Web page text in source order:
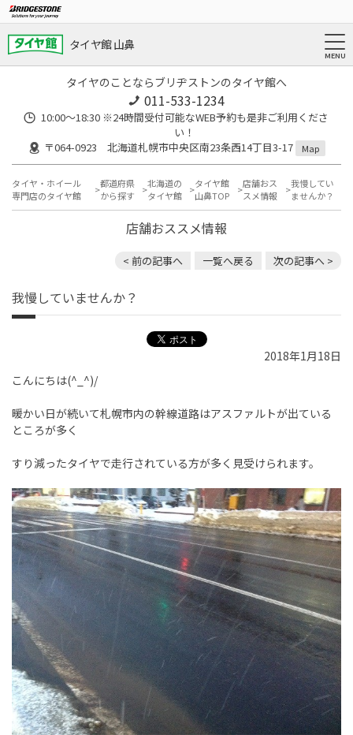
タイヤ館 山鼻
タイヤのことならブリヂストンのタイヤ館へ
011-533-1234
10:00～18:30 ※24時間受付可能なWEB予約も是非ご利用くださ
い！
〒064-0923 北海道札幌市中央区南23条西14丁目3-17
Map
タイヤ・ホイール
専門店のタイヤ館
都道府県
から探す
北海道の
タイヤ館
タイヤ館
山鼻TOP
店舗おス
スメ情報
我慢してい
ませんか？
店舗おススメ情報
< 前の記事へ 一覧へ戻る 次の記事へ >
我慢していませんか？
2018年1月18日
こんにちは(^_^)/
暖かい日が続いて札幌市内の幹線道路はアスファルトが出ている
ところが多く
すり減ったタイヤで走行されている方が多く見受けられます。